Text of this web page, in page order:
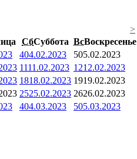
>
СбСуббота ВсВоскресенье
404.02.2023 505.02.2023
1111.02.2023 1212.02.2023
1818.02.2023 1919.02.2023
2525.02.2023 2626.02.2023
404.03.2023 505.03.2023